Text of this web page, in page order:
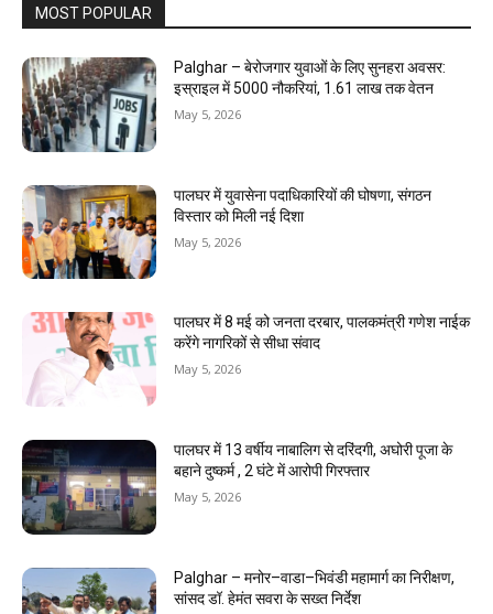
MOST POPULAR
Palghar – बेरोजगार युवाओं के लिए सुनहरा अवसर:
इस्राइल में 5000 नौकरियां, ₹1.61 लाख तक वेतन
May 5, 2026
पालघर में युवासेना पदाधिकारियों की घोषणा, संगठन
विस्तार को मिली नई दिशा
May 5, 2026
पालघर में 8 मई को जनता दरबार, पालकमंत्री गणेश नाईक
करेंगे नागरिकों से सीधा संवाद
May 5, 2026
पालघर में 13 वर्षीय नाबालिग से दरिंदगी, अघोरी पूजा के
बहाने दुष्कर्म , 2 घंटे में आरोपी गिरफ्तार
May 5, 2026
Palghar – मनोर–वाडा–भिवंडी महामार्ग का निरीक्षण,
सांसद डॉ. हेमंत सवरा के सख्त निर्देश